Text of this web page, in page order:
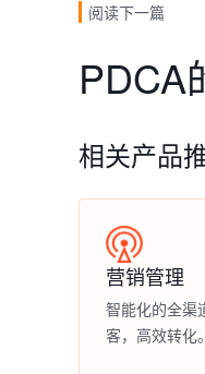
阅读下一篇
PDCA
相关产品
营销管理
智能化的全渠
客，高效转化。